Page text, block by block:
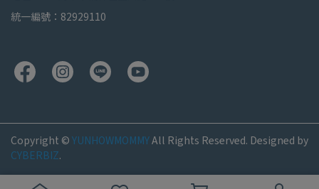
統一編號：82929110
Copyright © YUNHOWMOMMYAll Rights Reserved. Designed by
CYBERBIZ.